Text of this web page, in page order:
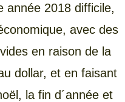
année 2018 difficile,
avec des
en raison de la
dollar, et en faisant
la fin d´année et